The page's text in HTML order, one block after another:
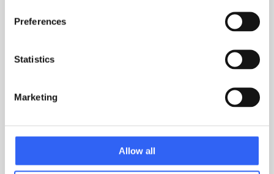
Preferences
Statistics
Marketing
Allow all
+45 70 25 02 14
info@ipwsystems.dk
Så få fat i os direkte her;